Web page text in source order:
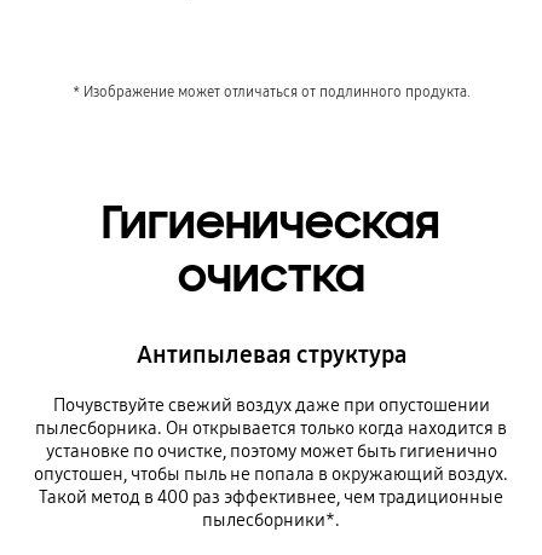
* Изображение может отличаться от подлинного продукта.
Гигиеническая
очистка
Антипылевая структура
Почувствуйте свежий воздух даже при опустошении
пылесборника. Он открывается только когда находится в
установке по очистке, поэтому может быть гигиенично
опустошен, чтобы пыль не попала в окружающий воздух.
Такой метод в 400 раз эффективнее, чем традиционные
пылесборники*.